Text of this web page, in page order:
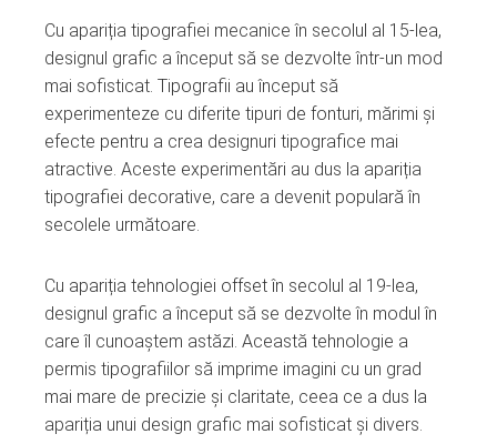
Cu apariția tipografiei mecanice în secolul al 15-lea,
designul grafic a început să se dezvolte într-un mod
mai sofisticat. Tipografii au început să
experimenteze cu diferite tipuri de fonturi, mărimi și
efecte pentru a crea designuri tipografice mai
atractive. Aceste experimentări au dus la apariția
tipografiei decorative, care a devenit populară în
secolele următoare.
Cu apariția tehnologiei offset în secolul al 19-lea,
designul grafic a început să se dezvolte în modul în
care îl cunoaștem astăzi. Această tehnologie a
permis tipografiilor să imprime imagini cu un grad
mai mare de precizie și claritate, ceea ce a dus la
apariția unui design grafic mai sofisticat și divers.